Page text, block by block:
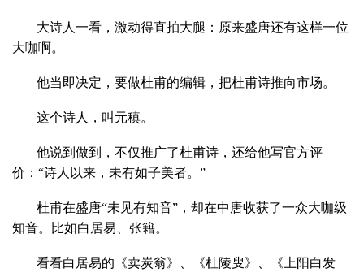
大诗人一看，激动得直拍大腿：原来盛唐还有这样一位
大咖啊。
他当即决定，要做杜甫的编辑，把杜甫诗推向市场。
这个诗人，叫元稹。
他说到做到，不仅推广了杜甫诗，还给他写官方评
价：“诗人以来，未有如子美者。”
杜甫在盛唐“未见有知音”，却在中唐收获了一众大咖级
知音。比如白居易、张籍。
看看白居易的《卖炭翁》、《杜陵叟》、《上阳白发